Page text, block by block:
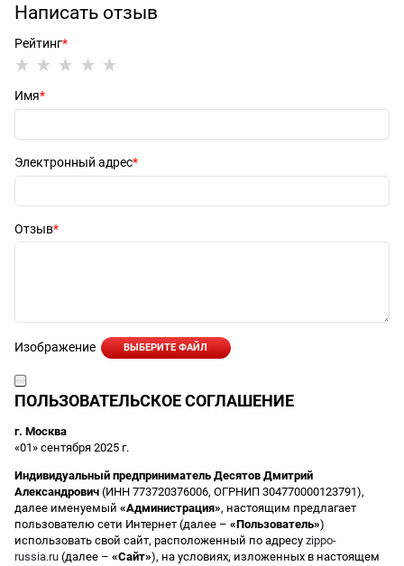
Написать отзыв
Рейтинг
Имя
Электронный адрес
Отзыв
Изображение ВЫБЕРИТЕ ФАЙЛ
ПОЛЬЗОВАТЕЛЬСКОЕ СОГЛАШЕНИЕ
г. Москва
«01» сентября 2025 г.
Индивидуальный предприниматель Десятов Дмитрий
Александрович (ИНН 773720376006, ОГРНИП 304770000123791),
далее именуемый «Администрация», настоящим предлагает
пользователю сети Интернет (далее – «Пользователь»)
использовать свой сайт, расположенный по адресу zippo-
russia.ru (далее – «Сайт»), на условиях, изложенных в настоящем